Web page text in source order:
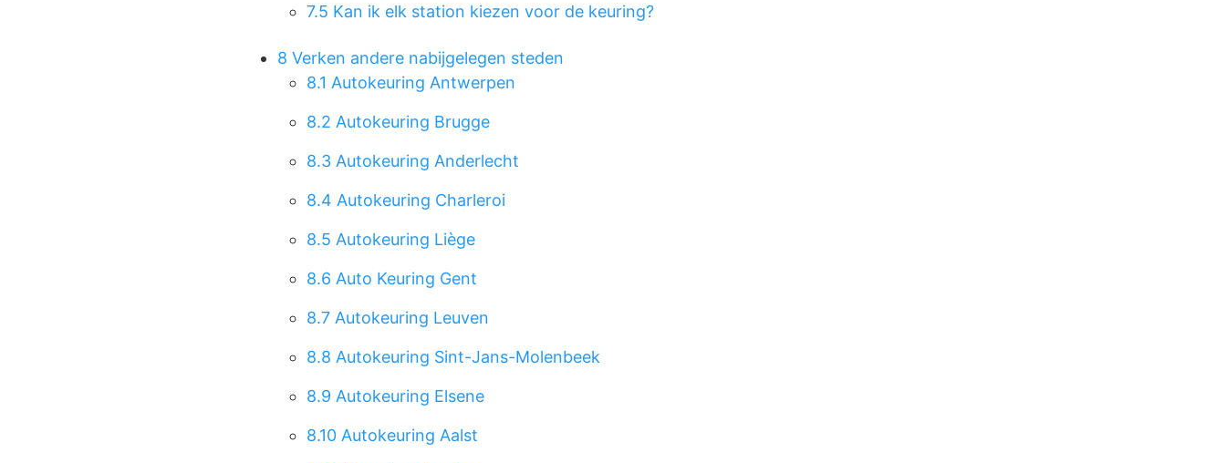
7.5 Kan ik elk station kiezen voor de keuring?
8 Verken andere nabijgelegen steden
8.1 Autokeuring Antwerpen
8.2 Autokeuring Brugge
8.3 Autokeuring Anderlecht
8.4 Autokeuring Charleroi
8.5 Autokeuring Liège
8.6 Auto Keuring Gent
8.7 Autokeuring Leuven
8.8 Autokeuring Sint-Jans-Molenbeek
8.9 Autokeuring Elsene
8.10 Autokeuring Aalst